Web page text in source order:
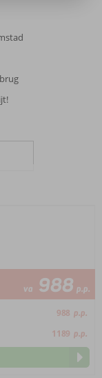
va 988 p.p.
988 p.p.
1189 p.p.